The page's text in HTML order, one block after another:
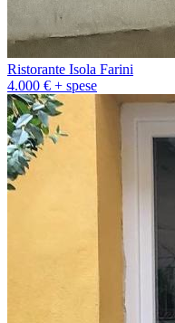
Ristorante Isola Farini
4.000 € + spese